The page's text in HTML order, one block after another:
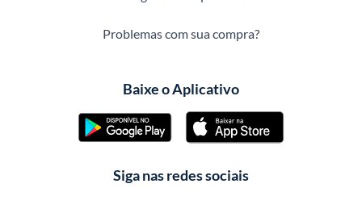
Problemas com sua compra?
Baixe o Aplicativo
Siga nas redes sociais